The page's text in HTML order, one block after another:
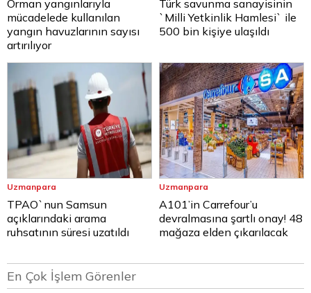
Orman yangınlarıyla
mücadelede kullanılan
yangın havuzlarının sayısı
artırılıyor
Türk savunma sanayisinin
`Milli Yetkinlik Hamlesi` ile
500 bin kişiye ulaşıldı
Uzmanpara
TPAO`nun Samsun
açıklarındaki arama
ruhsatının süresi uzatıldı
Uzmanpara
A101’in Carrefour’u
devralmasına şartlı onay! 48
mağaza elden çıkarılacak
En Çok İşlem Görenler